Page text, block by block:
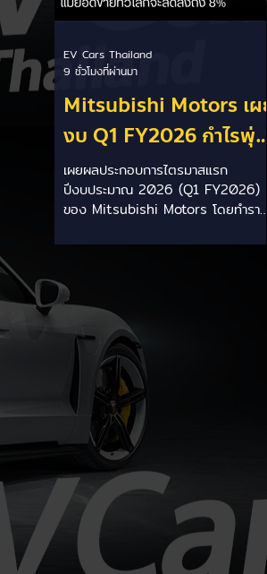
Mitsubishi Motors เผย
งบ Q1 FY2026 กำไรพุ่ง
โต 100% แม้ยอดขายโลก
ลด 8% เร่งส่ง Pajero
เผยผลประกอบการไตรมาสแรก
ปีงบประมาณ 2026 (Q1 FY2026)
ของ Mitsubishi Motors โดยทำราย
กำไรสุทธิแตะ 1.4 พันล้านเยน (ราว
เดียวกันของปีก่อน แม้ยอดขายรถยนต์
ทั่วโลกจะลดลง 8% เหลือ 179,000
คัน ซึ่งผลงานที่เติบโตได้ดีเป็นผลมาจาก
การฟื้นตัวในตลาดอเมริกาเหนือ และการ
ควบคุมต้นทุนที่มีประสิทธิภาพ กำไรพุ่ง
สวนทางยอดขาย: แม้ยอดขายทั่วโลกจะ
ลดลงจาก 195,000 คัน เหลือ
179,000 คัน (ผลกระทบจาก
ตะวันออกกลางและตลาดอาเซียนชะลอ
EV Cars Thailand
9 ชั่วโมงที่ผ่านมา